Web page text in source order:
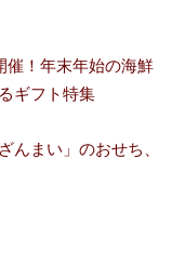
催！年末年始の海鮮
ギフト特集
んまい」のおせち、